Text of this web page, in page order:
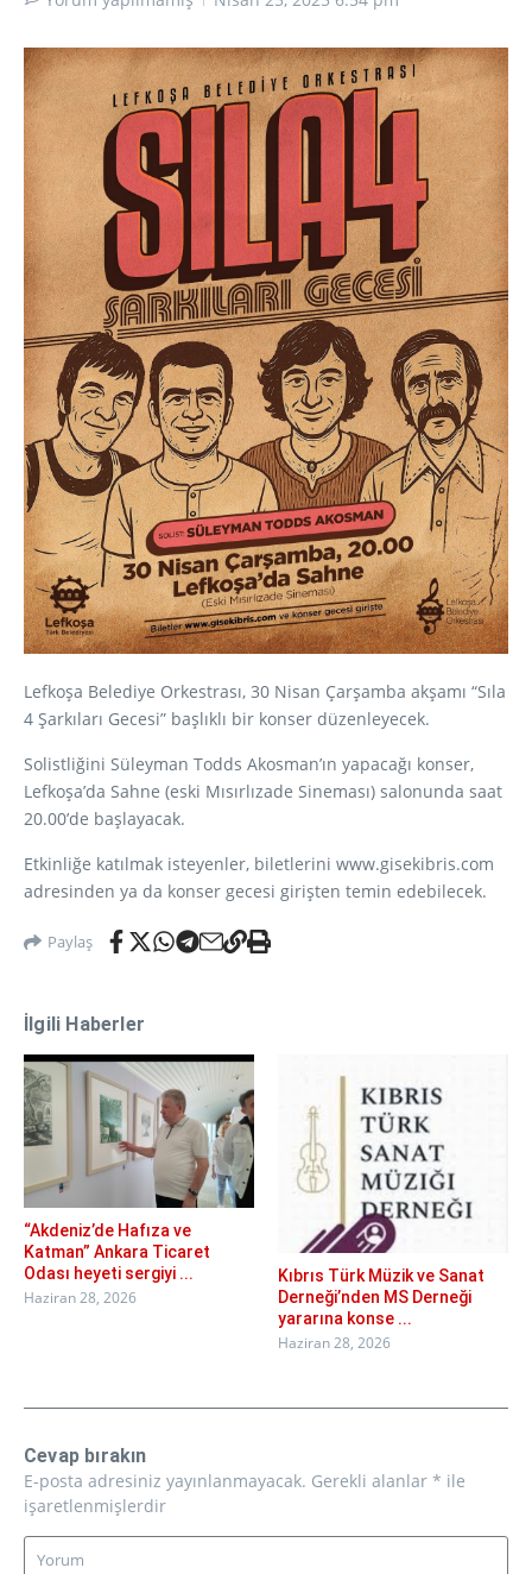
Lefkoşa Belediye Orkestrası, 30 Nisan Çarşamba akşamı “Sıla
4 Şarkıları Gecesi” başlıklı bir konser düzenleyecek.
Solistliğini Süleyman Todds Akosman’ın yapacağı konser,
Lefkoşa’da Sahne (eski Mısırlızade Sineması) salonunda saat
20.00’de başlayacak.
Etkinliğe katılmak isteyenler, biletlerini www.gisekibris.com
adresinden ya da konser gecesi girişten temin edebilecek.
Paylaş
İlgili Haberler
“Akdeniz’de Hafıza ve
Katman” Ankara Ticaret
Odası heyeti sergiyi ...
Haziran 28, 2026
Kıbrıs Türk Müzik ve Sanat
Derneği’nden MS Derneği
yararına konse ...
Haziran 28, 2026
Cevap bırakın
E-posta adresiniz yayınlanmayacak. Gerekli alanlar * ile
işaretlenmişlerdir